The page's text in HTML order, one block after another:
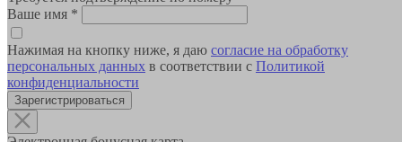
Ваше имя *
Нажимая на кнопку ниже, я даю согласие на обработку
персональных данных в соответствии с Политикой
конфиденциальности
Зарегистрироваться